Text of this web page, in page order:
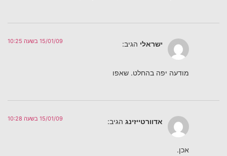
ישראלי הגיב: 15/01/09 בשעה 10:25
מודעה יפה בהחלט. שאפו
אדוורטייזינג הגיב: 15/01/09 בשעה 10:28
אכן.